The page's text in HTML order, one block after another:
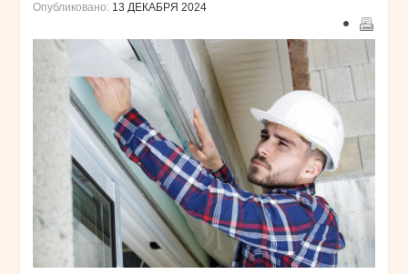
Опубликовано: 13 ДЕКАБРЯ 2024